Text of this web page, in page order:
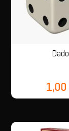
Dado
1,00